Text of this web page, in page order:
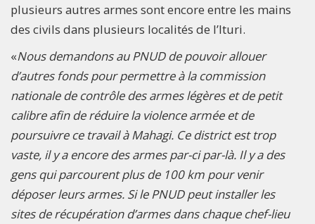
plusieurs autres armes sont encore entre les mains
des civils dans plusieurs localités de l’Ituri.
«Nous demandons au PNUD de pouvoir allouer
d’autres fonds pour permettre à la commission
nationale de contrôle des armes légères et de petit
calibre afin de réduire la violence armée et de
poursuivre ce travail à Mahagi. Ce district est trop
vaste, il y a encore des armes par-ci par-là. Il y a des
gens qui parcourent plus de 100 km pour venir
déposer leurs armes. Si le PNUD peut installer les
sites de récupération d’armes dans chaque chef-lieu